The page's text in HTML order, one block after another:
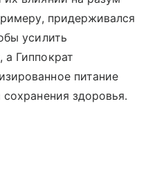
придерживался
усилить
а Гиппократ
питание
здоровья.